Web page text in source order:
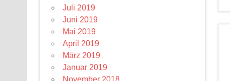
Juli 2019
Juni 2019
Mai 2019
April 2019
März 2019
Januar 2019